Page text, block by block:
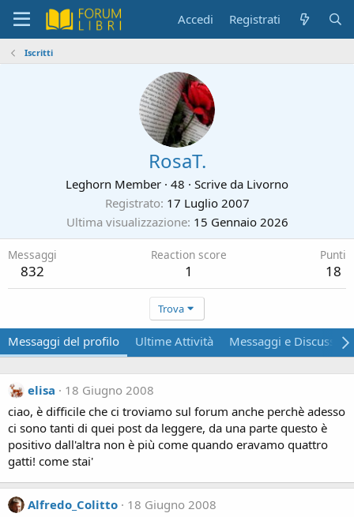
Accedi Registrati
Iscritti
RosaT.
Leghorn Member · 48 · Scrive da Livorno
Registrato 17 Luglio 2007
Ultima visualizzazione 15 Gennaio 2026
Messaggi
832
Reaction score
1
Punti
18
Trova
Messaggi del profilo Ultime Attività Messaggi e
elisa
18 Giugno 2008
ciao, è difficile che ci troviamo sul forum anche perchè adesso
ci sono tanti di quei post da leggere, da una parte questo è
positivo dall'altra non è più come quando eravamo quattro
gatti! come stai'
Alfredo_Colitto
18 Giugno 2008